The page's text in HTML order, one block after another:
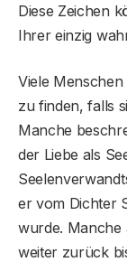
Diese Zeichen
Ihrer einzig
Viele
zu finden, falls
Manche
der Liebe als
er vom Dichter
wurde. Manche
weiter zurück